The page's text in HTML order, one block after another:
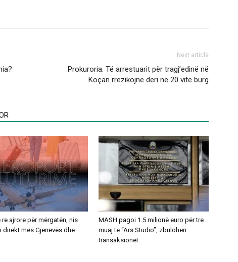
Next article
Prokuroria: Të arrestuarit për tragj’edinë në
Koçan rrezikojnë deri në 20 vite burg
re ajrore për mërgatën, nis
direkt mes Gjenevës dhe
MASH pagoi 1.5 milionë euro për tre
muaj te “Ars Studio”, zbulohen
transaksionet